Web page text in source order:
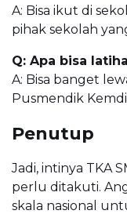
A: Bisa ikut di
pihak sekolah
Q: Apa bisa
A: Bisa banget
Pusmendik
Penutup
Jadi, intinya TKA
perlu ditakuti.
skala nasional